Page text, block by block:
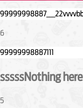
6
sssssNothing here
5